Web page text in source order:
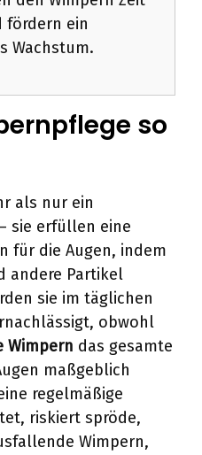
fördern ein
Wachstum.
so
als nur ein
sie erfüllen eine
für die Augen, indem
andere Partikel
sie im täglichen
obwohl
Wimpern das gesamte
maßgeblich
regelmäßige
riskiert spröde,
Wimpern,